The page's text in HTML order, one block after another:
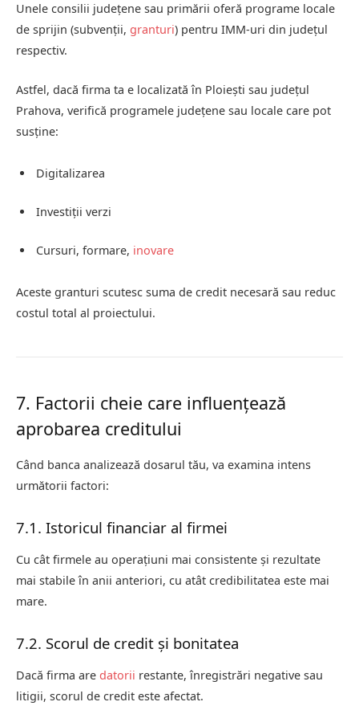
Unele consilii județene sau primării oferă programe locale
de sprijin (subvenții, granturi) pentru IMM-uri din județul
respectiv.
Astfel, dacă firma ta e localizată în Ploiești sau județul
Prahova, verifică programele județene sau locale care pot
susține:
Digitalizarea
Investiții verzi
Cursuri, formare, inovare
Aceste granturi scutesc suma de credit necesară sau reduc
costul total al proiectului.
7. Factorii cheie care influențează
aprobarea creditului
Când banca analizează dosarul tău, va examina intens
următorii factori:
7.1. Istoricul financiar al firmei
Cu cât firmele au operațiuni mai consistente și rezultate
mai stabile în anii anteriori, cu atât credibilitatea este mai
mare.
7.2. Scorul de credit și bonitatea
Dacă firma are datorii restante, înregistrări negative sau
litigii, scorul de credit este afectat.